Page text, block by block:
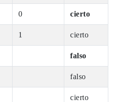
0 cierto
1 cierto
falso
falso
cierto